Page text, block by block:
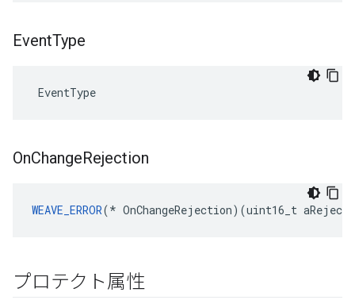
EventType
EventType
OnChangeRejection
WEAVE_ERROR(* OnChangeRejection)(uint16_t
プロテクト属性